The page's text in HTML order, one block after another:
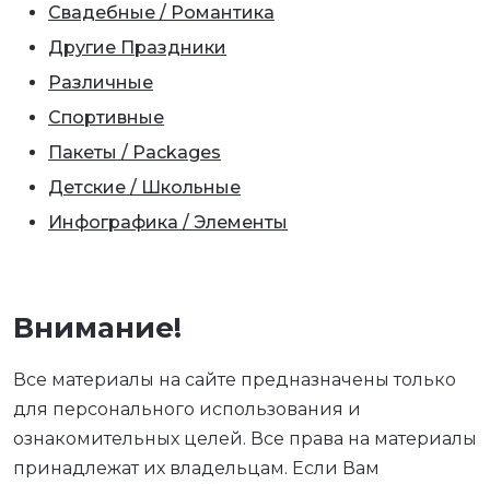
Свадебные / Романтика
Другие Праздники
Различные
Спортивные
Пакеты / Packages
Детские / Школьные
Инфографика / Элементы
Внимание!
Все материалы на сайте предназначены только
для персонального использования и
ознакомительных целей. Все права на материалы
принадлежат их владельцам. Если Вам